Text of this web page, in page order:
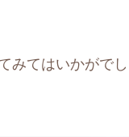
みてはいかがでし